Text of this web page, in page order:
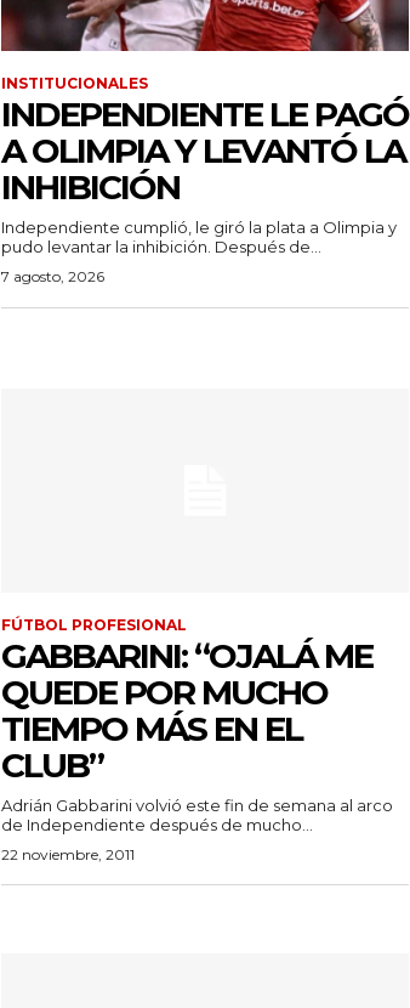
INSTITUCIONALES
INDEPENDIENTE LE PAGÓ
A OLIMPIA Y LEVANTÓ LA
INHIBICIÓN
Independiente cumplió, le giró la plata a Olimpia y
pudo levantar la inhibición. Después de...
7 agosto, 2026
FÚTBOL PROFESIONAL
GABBARINI: “OJALÁ ME
QUEDE POR MUCHO
TIEMPO MÁS EN EL
CLUB”
Adrián Gabbarini volvió este fin de semana al arco
de Independiente después de mucho...
22 noviembre, 2011